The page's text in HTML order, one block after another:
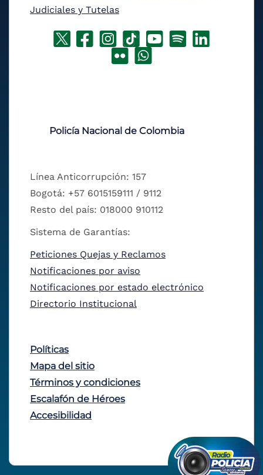
Judiciales y Tutelas
Policía Nacional de Colombia
Línea Anticorrupción: 157
Bogotá: +57 6015159111 / 9112
Resto del país: 018000 910112
Sistema de Garantías:
Peticiones Quejas y Reclamos
Notificaciones por aviso
Notificaciones por estado electrónico
Directorio Institucional
Políticas
Mapa del sitio
Términos y condiciones
Escalafón de Héroes
Accesibilidad